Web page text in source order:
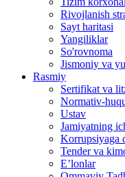
Rivojlanish
Sayt haritasi
Yangiliklar
So'rovnoma
Jismoniy va
Rasmiy
Sertifikat va
Normativ-
Ustav
Jamiyatning
Korrupsiyaga
Tender va
E’lonlar